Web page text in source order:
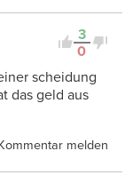
3
0
scheidung
das geld aus
melden